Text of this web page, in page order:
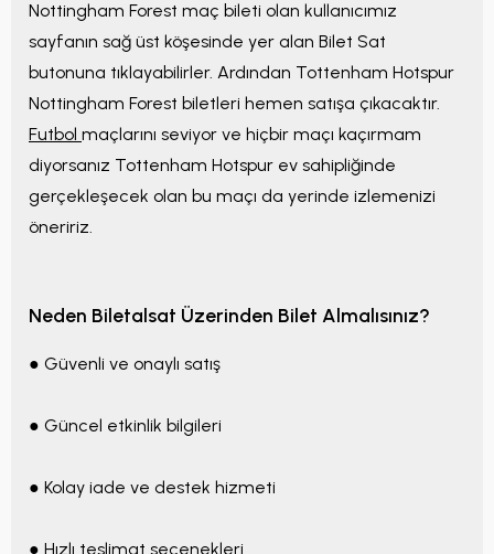
Nottingham Forest maç bileti olan kullanıcımız
sayfanın sağ üst köşesinde yer alan Bilet Sat
butonuna tıklayabilirler. Ardından Tottenham Hotspur
Nottingham Forest biletleri hemen satışa çıkacaktır.
Futbol maçlarını seviyor ve hiçbir maçı kaçırmam
diyorsanız Tottenham Hotspur ev sahipliğinde
gerçekleşecek olan bu maçı da yerinde izlemenizi
öneririz.
Neden Biletalsat Üzerinden Bilet Almalısınız?
● Güvenli ve onaylı satış
● Güncel etkinlik bilgileri
● Kolay iade ve destek hizmeti
● Hızlı teslimat seçenekleri